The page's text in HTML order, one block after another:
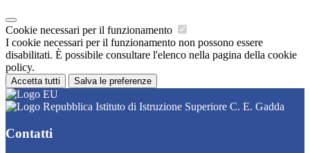
Cookie necessari per il funzionamento
I cookie necessari per il funzionamento non possono essere
disabilitati. È possibile consultare l'elenco nella pagina della cookie
policy.
Accetta tutti Salva le preferenze
Istituto di Istruzione Superiore C. E. Gadda
Contatti